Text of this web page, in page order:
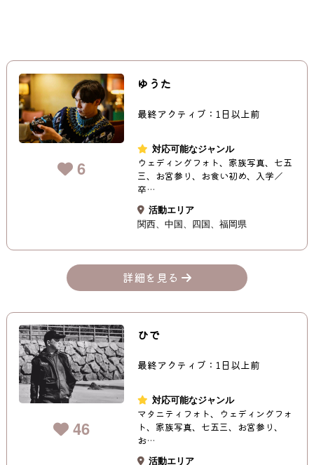
6
ゆうた
最終アクティブ：1日以上前
対応可能なジャンル
ウェディングフォト、家族写真、七五
三、お宮参り、お食い初め、入学／
卒…
活動エリア
関西
中国 四国 福岡県
詳細を見る
46
ひで
最終アクティブ：1日以上前
対応可能なジャンル
マタニティフォト、ウェディングフォ
ト、家族写真、七五三、お宮参り、
お…
活動エリア